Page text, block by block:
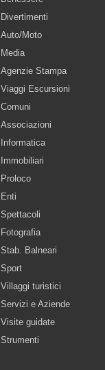
Divertimenti
Auto/Moto
Media
Agenzie Stampa
Viaggi Escursioni
Comuni
Associazioni
Informatica
Immobiliari
Proloco
Enti
Spettacoli
Fotografia
Stab. Balneari
Sport
Villaggi turistici
Servizi e Aziende
Visite guidate
Strumenti